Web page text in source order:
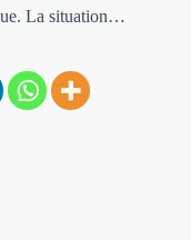
La situation…